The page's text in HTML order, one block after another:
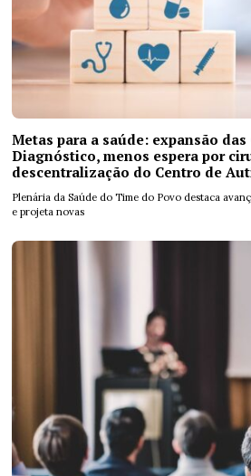
Metas para a saúde: expansão
Diagnóstico, menos espera por
descentralização do Centro de
Plenária da Saúde do Time do Povo destaca
e projeta novas